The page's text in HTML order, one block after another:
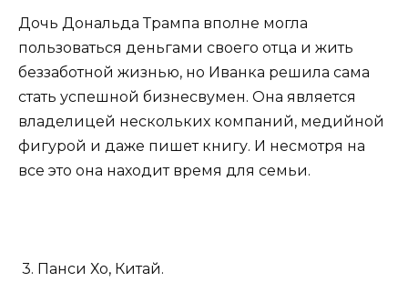
Дочь Дональда Трампа вполне могла
пользоваться деньгами своего отца и жить
беззаботной жизнью, но Иванка решила сама
стать успешной бизнесвумен. Она является
владелицей нескольких компаний, медийной
фигурой и даже пишет книгу. И несмотря на
все это она находит время для семьи.
3. Панси Хо, Китай.